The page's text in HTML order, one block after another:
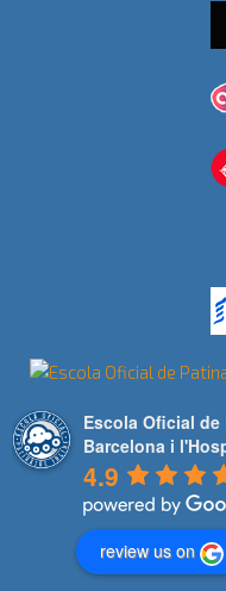
Escola Oficial
Barcelona i
4.9
review us on